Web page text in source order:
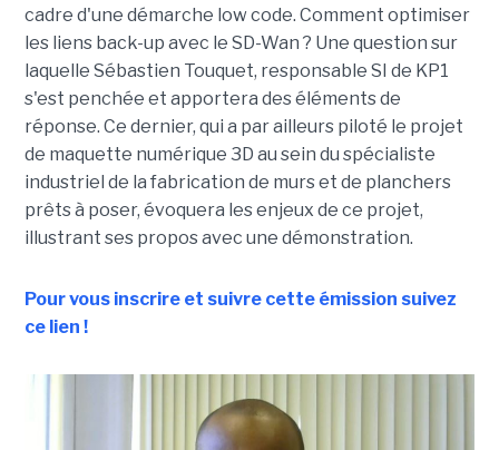
cadre d'une démarche low code. Comment optimiser
les liens back-up avec le SD-Wan ? Une question sur
laquelle Sébastien Touquet, responsable SI de KP1
s'est penchée et apportera des éléments de
réponse. Ce dernier, qui a par ailleurs piloté le projet
de maquette numérique 3D au sein du spécialiste
industriel de la fabrication de murs et de planchers
prêts à poser, évoquera les enjeux de ce projet,
illustrant ses propos avec une démonstration.
Pour vous inscrire et suivre cette émission suivez
ce lien !